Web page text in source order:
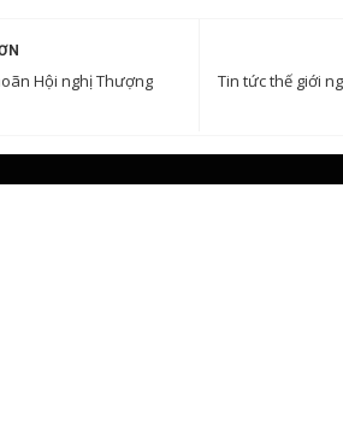
Tin tức thế giới
Hội nghị Thượng